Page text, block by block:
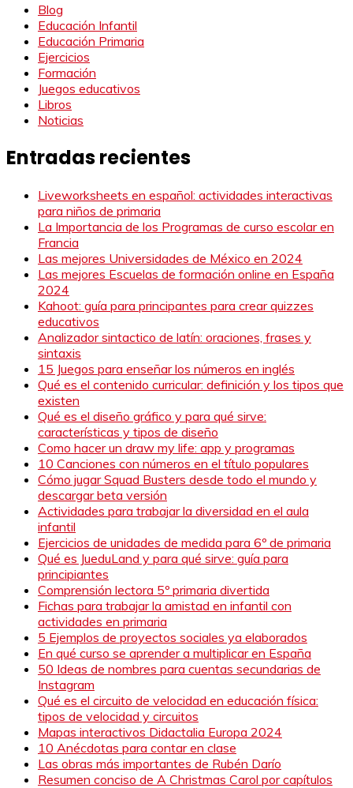
Blog
Educación Infantil
Educación Primaria
Ejercicios
Formación
Juegos educativos
Libros
Noticias
Entradas recientes
Liveworksheets en español: actividades interactivas
para niños de primaria
La Importancia de los Programas de curso escolar en
Francia
Las mejores Universidades de México en 2024
Las mejores Escuelas de formación online en España
2024
Kahoot: guía para principantes para crear quizzes
educativos
Analizador sintactico de latín: oraciones, frases y
sintaxis
15 Juegos para enseñar los números en inglés
Qué es el contenido curricular: definición y los tipos que
existen
Qué es el diseño gráfico y para qué sirve:
características y tipos de diseño
Como hacer un draw my life: app y programas
10 Canciones con números en el título populares
Cómo jugar Squad Busters desde todo el mundo y
descargar beta versión
Actividades para trabajar la diversidad en el aula
infantil
Ejercicios de unidades de medida para 6º de primaria
Qué es JueduLand y para qué sirve: guía para
principiantes
Comprensión lectora 5º primaria divertida
Fichas para trabajar la amistad en infantil con
actividades en primaria
5 Ejemplos de proyectos sociales ya elaborados
En qué curso se aprender a multiplicar en España
50 Ideas de nombres para cuentas secundarias de
Instagram
Qué es el circuito de velocidad en educación física:
tipos de velocidad y circuitos
Mapas interactivos Didactalia Europa 2024
10 Anécdotas para contar en clase
Las obras más importantes de Rubén Darío
Resumen conciso de A Christmas Carol por capítulos